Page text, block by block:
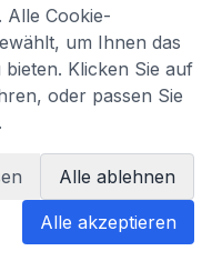
Alle Cookie-
um Ihnen das
Klicken Sie auf
oder passen Sie
Alle ablehnen
Alle akzeptieren